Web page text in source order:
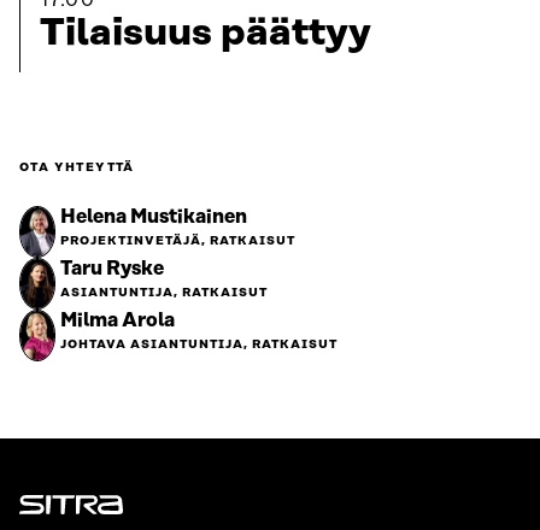
Tilaisuus päättyy
OTA YHTEYTTÄ
Helena Mustikainen
PROJEKTINVETÄJÄ, RATKAISUT
Taru Ryske
ASIANTUNTIJA, RATKAISUT
Milma Arola
JOHTAVA ASIANTUNTIJA, RATKAISUT
Sitra